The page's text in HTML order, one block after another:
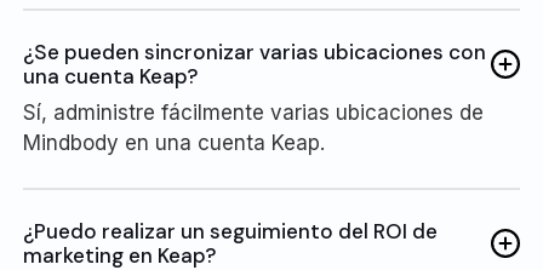
¿Se pueden sincronizar varias ubicaciones con
una cuenta Keap?
Sí, administre fácilmente varias ubicaciones de
Mindbody en una cuenta Keap.
¿Puedo realizar un seguimiento del ROI de
marketing en Keap?